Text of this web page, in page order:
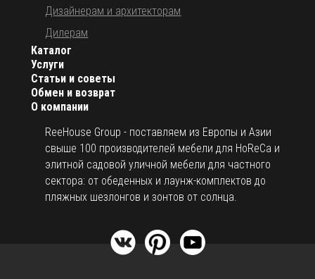
О компании
ReeHouse Group - поставляем из Европы и Азии
свыше 100 производителей мебели для HoReCa и
элитной садовой уличной мебели для частного
сектора: от обеденных и лаунж-комплектов до
пляжных шезлонгов и зонтов от солнца.
Каталог
Услуги
Статьи и советы
Обмен и возврат
Дизайнерам и архитекторам
Дилерам